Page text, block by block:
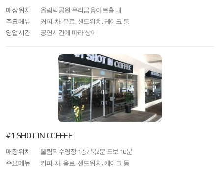
매장위치
올림픽공원 우리금융아트홀 내
주요메뉴
커피, 차, 음료, 샌드위치, 케이크 등
영업시간
공연시간에 따라 상이
#1 SHOT IN COFFEE
매장위치
올림픽수영장 1층/ 북2문 도보 10분
주요메뉴
커피, 차, 음료, 샌드위치, 케이크 등